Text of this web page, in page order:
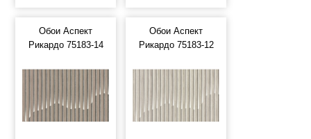
Обои Аспект
Рикардо 75183-14
Обои Аспект
Рикардо 75183-12